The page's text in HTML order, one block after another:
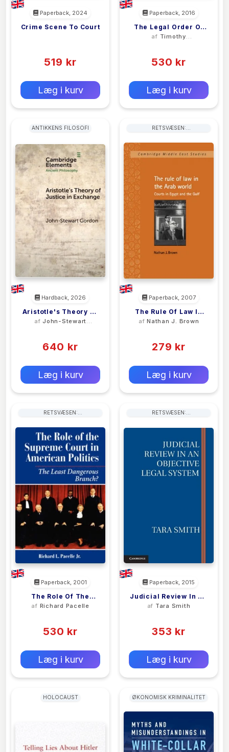
Paperback, 2024
Crime Scene To Court
519 kr
Læg i kurv
Paperback, 2016
The Legal Order Of
The European Union
af Timothy
530 kr
Læg i kurv
ANTIKKENS FILOSOFI
Hardback, 2026
Aristotle's Theory Of
Justice In Exchange
afJohn-Stewart
640 kr
Læg i kurv
RETSVÆSEN:
RETSPLEJE
Paperback, 2007
The Rule Of Law In
The Arab World
af Nathan J. Brown
279 kr
Læg i kurv
RETSVÆSEN:
RETSPLEJE
Paperback, 2001
The Role Of The
Supreme Court In
af Richard Pacelle
530 kr
Læg i kurv
RETSVÆSEN:
RETSPLEJE
Paperback, 2015
Judicial Review In An
Objective Legal
af Tara Smith
353 kr
Læg i kurv
HOLOCAUST ØKONOMISK KRIMINALITET